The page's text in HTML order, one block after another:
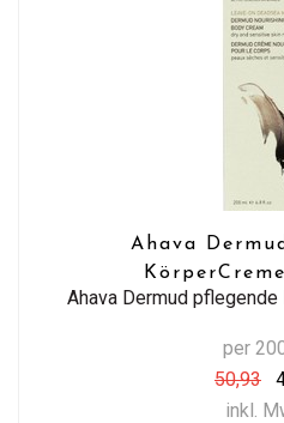
Ahava
Ahava Dermud
per
50,93
inkl.